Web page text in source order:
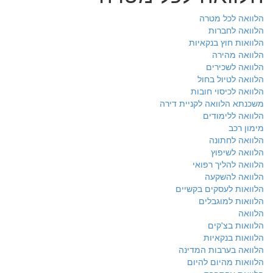
הלוואה לכל מטרה
הלוואה לחברות
הלוואות חוץ בנקאיות
הלוואה מהירה
הלוואה לשכירים
הלוואה לטיול בחול
הלוואה לכיסוי חובות
משכנתא הלוואה לקניית דירה
הלוואה ללימודים
מימון רכב
הלוואה לחתונה
הלוואה לשיפוץ
הלוואה להליך רפואי
הלוואה להשקעה
הלוואות לעסקים בקשיים
הלוואות למוגבלים
הלוואה
הלוואות בצ'קים
הלוואות בנקאיות
הלוואה בערבות המדינה
הלוואות מהיום להיום